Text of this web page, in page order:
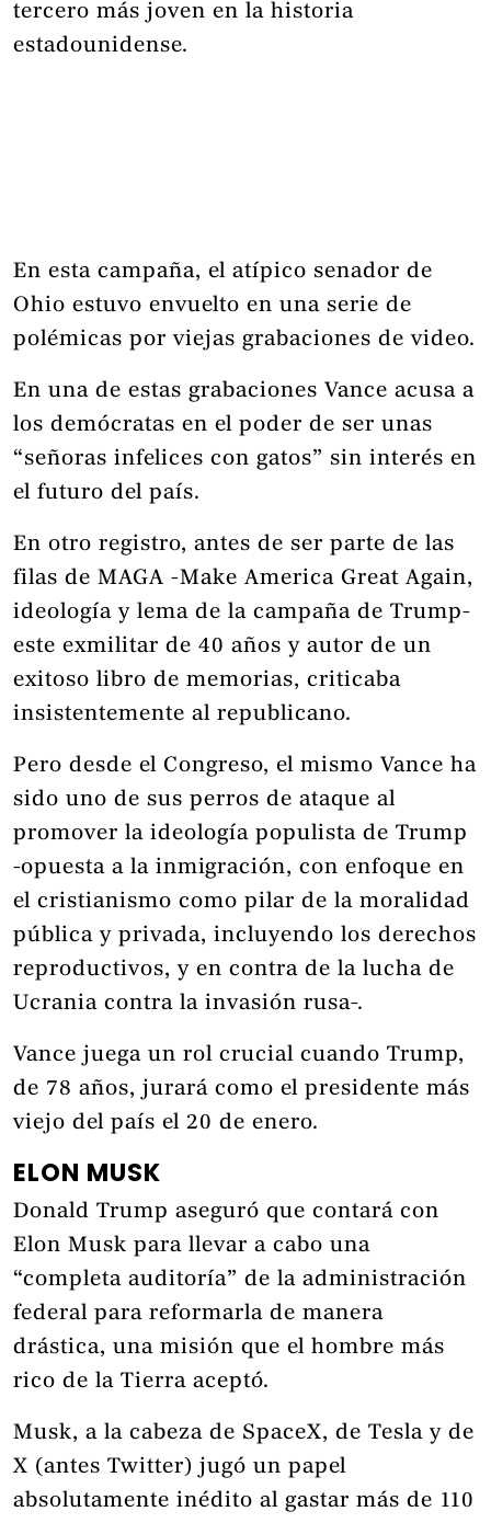
tercero más joven en la historia
estadounidense.
En esta campaña, el atípico senador de
Ohio estuvo envuelto en una serie de
polémicas por viejas grabaciones de video.
En una de estas grabaciones Vance acusa a
los demócratas en el poder de ser unas
“señoras infelices con gatos” sin interés en
el futuro del país.
En otro registro, antes de ser parte de las
filas de MAGA -Make America Great Again,
ideología y lema de la campaña de Trump-
este exmilitar de 40 años y autor de un
exitoso libro de memorias, criticaba
insistentemente al republicano.
Pero desde el Congreso, el mismo Vance ha
sido uno de sus perros de ataque al
promover la ideología populista de Trump
-opuesta a la inmigración, con enfoque en
el cristianismo como pilar de la moralidad
pública y privada, incluyendo los derechos
reproductivos, y en contra de la lucha de
Ucrania contra la invasión rusa-.
Vance juega un rol crucial cuando Trump,
de 78 años, jurará como el presidente más
viejo del país el 20 de enero.
ELON MUSK
Donald Trump aseguró que contará con
Elon Musk para llevar a cabo una
“completa auditoría” de la administración
federal para reformarla de manera
drástica, una misión que el hombre más
rico de la Tierra aceptó.
Musk, a la cabeza de SpaceX, de Tesla y de
X (antes Twitter) jugó un papel
absolutamente inédito al gastar más de 110